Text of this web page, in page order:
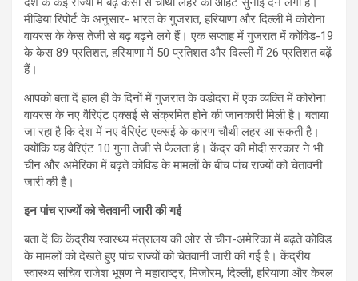
मीडिया रिपोर्ट के अनुसार- भारत के गुजरात, हरियाणा और दिल्ली में कोरोना
वायरस के केस तेजी से बढ़ बढ़ने लगे हैं। एक सप्ताह में गुजरात में कोविड-19
के केस 89 प्रतिशत, हरियाणा में 50 प्रतिशत और दिल्ली में 26 प्रतिशत बढ़ें
हैं।
आपको बता दें हाल ही के दिनों में गुजरात के वडोदरा में एक व्यक्ति में कोरोना
वायरस के नए वैरिएंट एक्सई से संक्रमित होने की जानकारी मिली है। बताया
जा रहा है कि देश में नए वैरिएंट एक्सई के कारण चौथी लहर आ सकती है।
क्योंकि यह वैरिएंट 10 गुना तेजी से फैलता है। केंद्र की मोदी सरकार ने भी
चीन और अमेरिका में बढ़ते कोविड के मामलों के बीच पांच राज्यों को चेतावनी
जारी की है।
इन पांच राज्यों को चेतवानी जारी की गई
बता दें कि केंद्रीय स्वास्थ्य मंत्रालय की ओर से चीन-अमेरिका में बढ़ते कोविड
के मामलों को देखते हुए पांच राज्यों को चेतवानी जारी की गई है। केंद्रीय
स्वास्थ्य सचिव राजेश भूषण ने महाराष्ट्र, मिजोरम, दिल्ली, हरियाणा और केरल